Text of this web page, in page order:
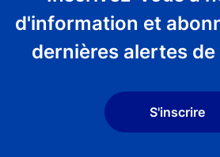
d'information et
dernières alertes
S'inscrire